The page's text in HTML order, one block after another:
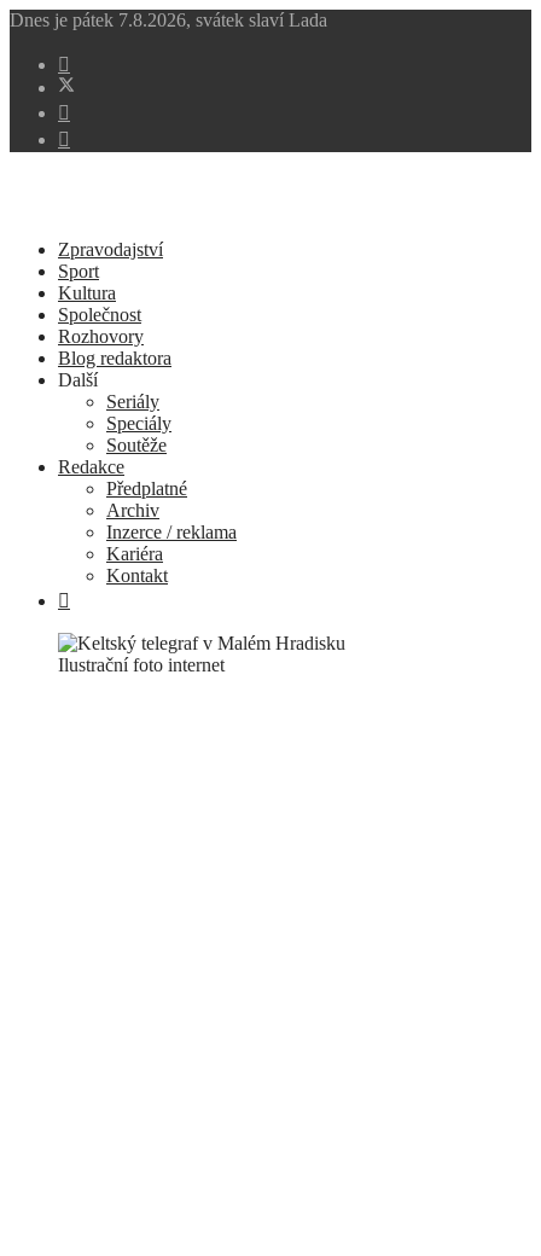
Dnes je pátek 7.8.2026, svátek slaví Lada
Zpravodajství
Sport
Kultura
Společnost
Rozhovory
Blog redaktora
Další
Seriály
Speciály
Soutěže
Redakce
Předplatné
Archiv
Inzerce / reklama
Kariéra
Kontakt
Ilustrační foto internet